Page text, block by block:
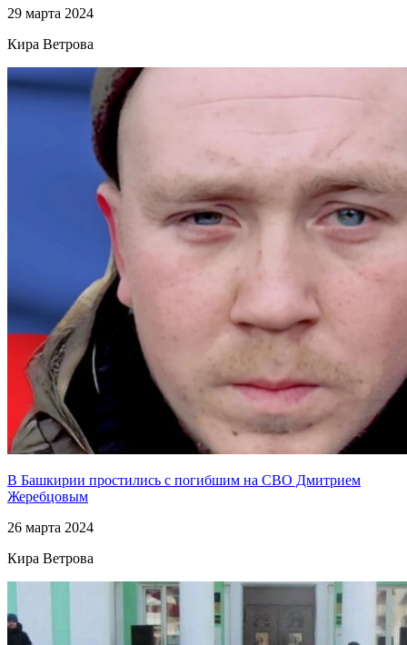
29 марта 2024
Кира Ветрова
В Башкирии простились с погибшим на СВО Дмитрием
Жеребцовым
26 марта 2024
Кира Ветрова